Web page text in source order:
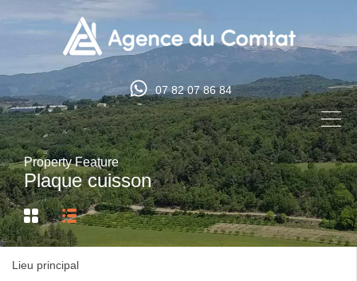
07 82 07 86 84
Property Feature
Plaque cuisson
Lieu principal